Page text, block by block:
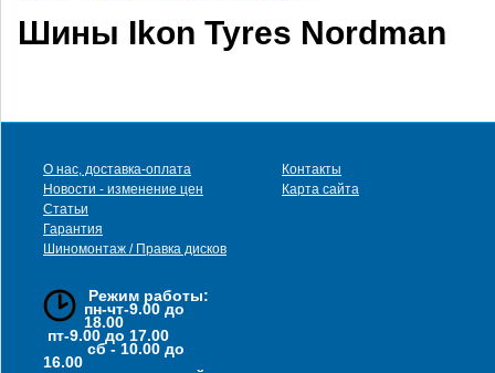
Шины Ikon Tyres Nordman
О нас, доставка-оплата
Новости - изменение цен
Статьи
Гарантия
Шиномонтаж / Правка дисков
Контакты
Карта сайта
Режим работы:
пн-чт-9.00 до
18.00
пт-9.00 до 17.00
сб - 10.00 до
16.00